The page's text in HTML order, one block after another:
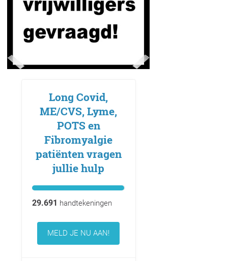
Long Covid,
ME/CVS, Lyme,
POTS en
Fibromyalgie
patiënten vragen
jullie hulp
29.691 handtekeningen
MELD JE NU AAN!